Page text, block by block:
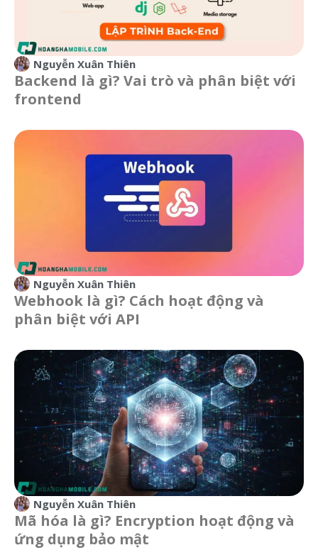
Nguyễn Xuân Thiên
Backend là gì? Vai trò và phân biệt với
frontend
Nguyễn Xuân Thiên
Webhook là gì? Cách hoạt động và
phân biệt với API
Nguyễn Xuân Thiên
Mã hóa là gì? Encryption hoạt động và
ứng dụng bảo mật